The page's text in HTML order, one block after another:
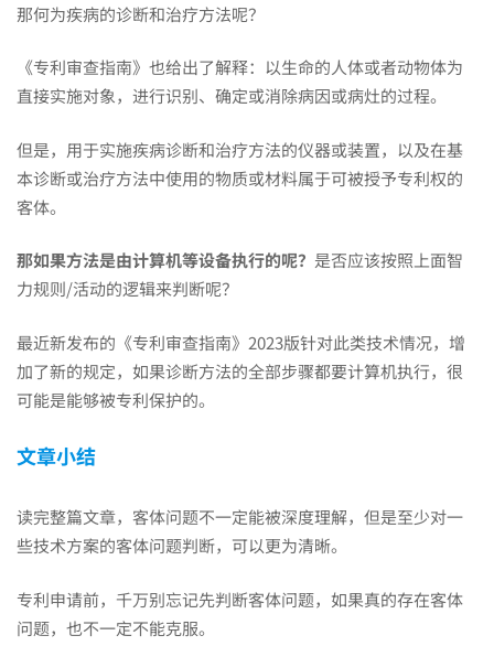
那何为疾病的诊断和治疗方法呢？
《专利审查指南》也给出了解释：以生命的人体或者动物体为
直接实施对象，进行识别、确定或消除病因或病灶的过程。
但是，用于实施疾病诊断和治疗方法的仪器或装置，以及在基
本诊断或治疗方法中使用的物质或材料属于可被授予专利权的
客体。
那如果方法是由计算机等设备执行的呢？ 是否应该按照上面智
力规则/活动的逻辑来判断呢？
最近新发布的《专利审查指南》2023版针对此类技术情况，增
加了新的规定，如果诊断方法的全部步骤都要计算机执行，很
可能是能够被专利保护的。
文章小结
读完整篇文章，客体问题不一定能被深度理解，但是至少对一
些技术方案的客体问题判断，可以更为清晰。
专利申请前，千万别忘记先判断客体问题，如果真的存在客体
问题，也不一定不能克服。